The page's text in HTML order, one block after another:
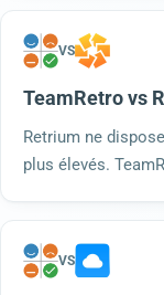
VS
TeamRetro vs
Retrium ne
plus élevés.
de santé et des
prix plus
VS